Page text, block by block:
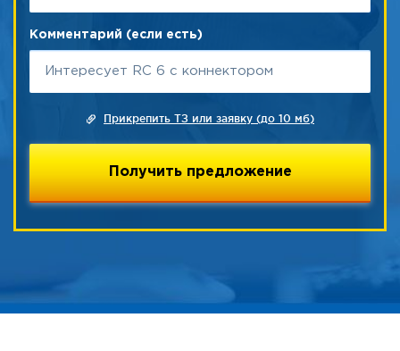
Комментарий (если есть)
Прикрепить ТЗ или заявку (до 10 мб)